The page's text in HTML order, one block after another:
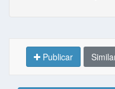
Publicar